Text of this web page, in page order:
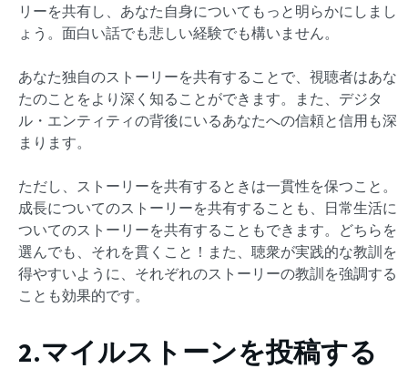
リーを共有し、あなた自身についてもっと明らかにしまし
ょう。面白い話でも悲しい経験でも構いません。
あなた独自のストーリーを共有することで、視聴者はあな
たのことをより深く知ることができます。また、デジタ
ル・エンティティの背後にいるあなたへの信頼と信用も深
まります。
ただし、ストーリーを共有するときは一貫性を保つこと。
成長についてのストーリーを共有することも、日常生活に
ついてのストーリーを共有することもできます。どちらを
選んでも、それを貫くこと！また、聴衆が実践的な教訓を
得やすいように、それぞれのストーリーの教訓を強調する
ことも効果的です。
2.マイルストーンを投稿する